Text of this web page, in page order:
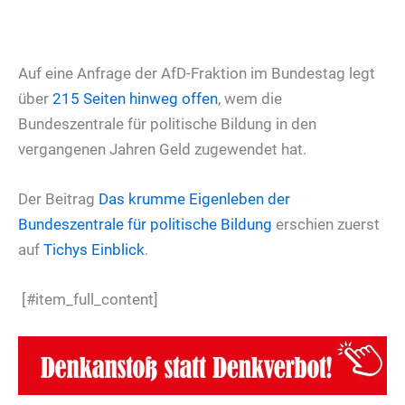
Auf eine Anfrage der AfD-Fraktion im Bundestag legt
über 215 Seiten hinweg offen, wem die
Bundeszentrale für politische Bildung in den
vergangenen Jahren Geld zugewendet hat.
Der Beitrag Das krumme Eigenleben der
Bundeszentrale für politische Bildung erschien zuerst
auf Tichys Einblick.
[#item_full_content]